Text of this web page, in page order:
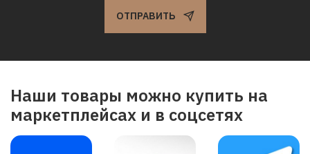
ОТПРАВИТЬ
Наши товары можно купить на
маркетплейсах и в соцсетях